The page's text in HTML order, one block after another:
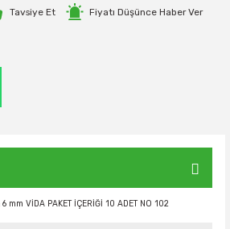
Tavsiye Et Fiyatı Düşünce Haber Ver
mm VİDA PAKET İÇERİĞİ 10 ADET NO 102